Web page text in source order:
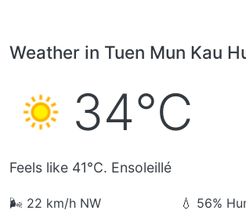
Weather in Tuen Mun Kau
34°C
Feels like 41°C. Ensoleillé
🌬️ 22 km/h NW 💧 56%